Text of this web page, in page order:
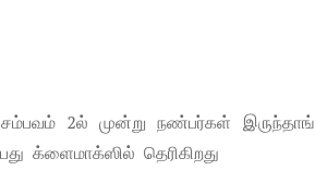
2ல் முன்று நண்பர்கள்
க்ளைமாக்ஸில் தெரிகிறது